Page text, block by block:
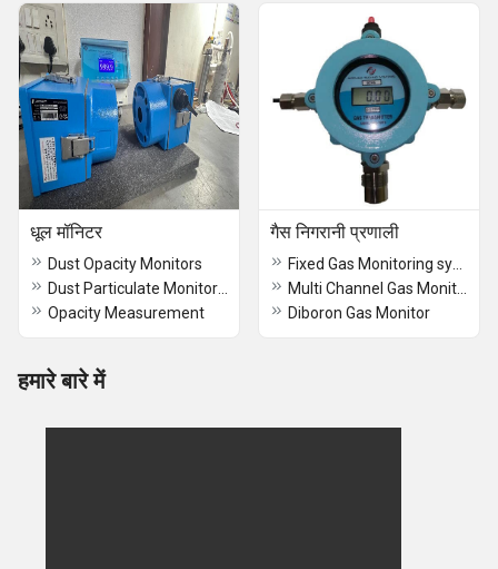
धूल मॉनिटर
Dust Opacity Monitors
Opacity Measurement
गैस निगरानी प्रणाली
Diboron Gas Monitor
हमारे बारे में